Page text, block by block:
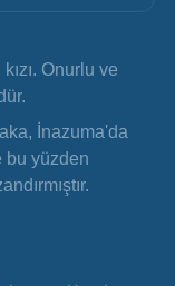
Onurlu ve
İnazuma'da
bu yüzden